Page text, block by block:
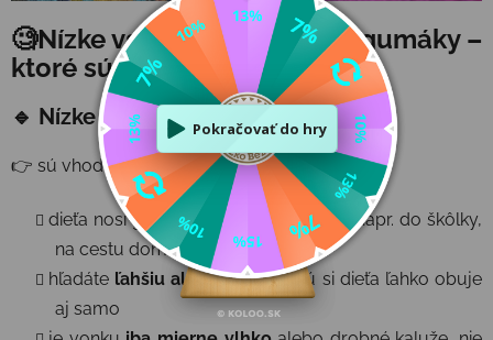
🧐Nízke vs. vysoké barefoot gumáky –
ktoré sú lepšie?
🔹 Nízke gumáky
👉 sú vhodné, keď:
dieťa nosí gumáky len príležitostne (napr. do škôlky,
na cestu domov)
hľadáte ľahšiu alternatívu, ktorú si dieťa ľahko obuje
aj samo